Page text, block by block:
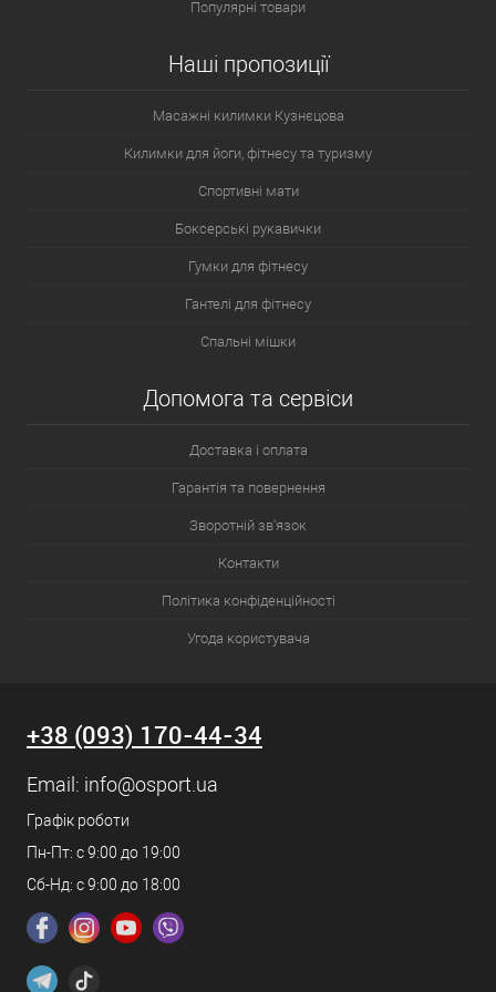
Популярні товари
Наші пропозиції
Масажні килимки Кузнєцова
Килимки для йоги, фітнесу та туризму
Спортивні мати
Боксерські рукавички
Гумки для фітнесу
Гантелі для фітнесу
Спальні мішки
Допомога та сервіси
Доставка і оплата
Гарантія та повернення
Зворотній зв'язок
Контакти
Політика конфіденційності
Угода користувача
+38 (093) 170-44-34
Email: info@osport.ua
Графік роботи
Пн-Пт: с 9:00 до 19:00
Сб-Нд: с 9:00 до 18:00